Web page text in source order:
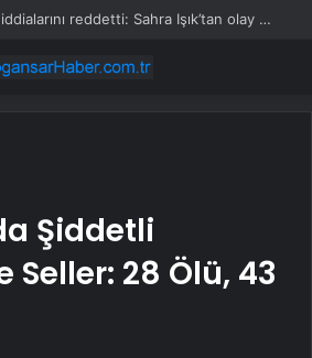
Seray Kaya ihanet iddialarını reddetti: Sahra Işık’tan olay gönderme geldi
Şiddetli
Seller: 28 Ölü, 43